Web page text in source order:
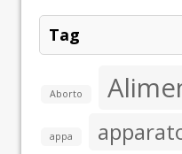
Tag
Aborto
appa